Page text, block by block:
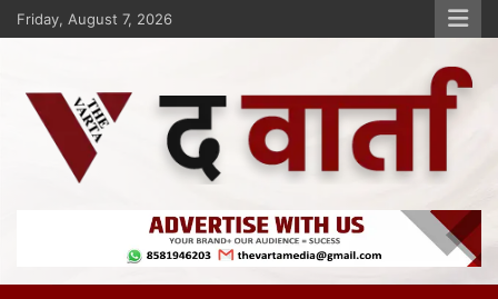
Friday, August 7, 2026
The Varta